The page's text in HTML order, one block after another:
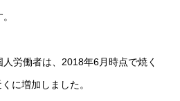
労働者は、2018年6月時点で焼く
に増加しました。